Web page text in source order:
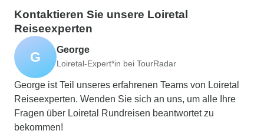
Kontaktieren Sie unsere Loiretal
Reiseexperten
G George
Loiretal-Expert*in bei TourRadar
George ist Teil unseres erfahrenen Teams von Loiretal
Reiseexperten. Wenden Sie sich an uns, um alle Ihre
Fragen über Loiretal Rundreisen beantwortet zu
bekommen!